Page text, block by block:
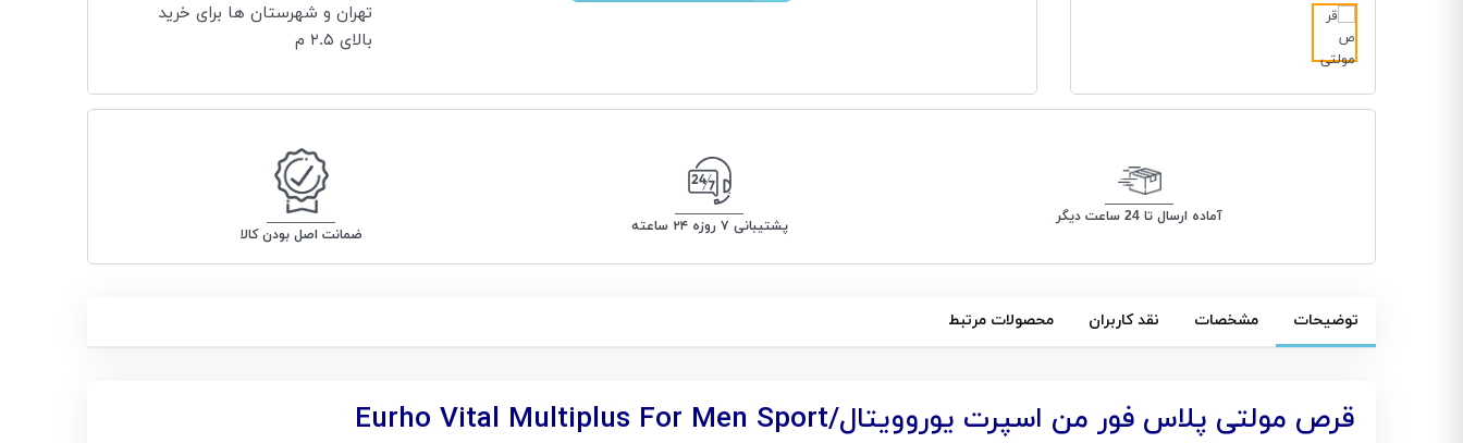
تهران و شهرستان ها برای خرید
بالای ۲.۵ م
آماده ارسال تا 24 ساعت دیگر پشتیبانی ۷ روزه ۲۴ ساعته ضمانت اصل بودن کالا
توضیحات مشخصات نقد کاربران محصولات مرتبط
قرص مولتی پلاس فور من اسپرت یوروویتال/Eurho Vital Multiplus For Men Sport